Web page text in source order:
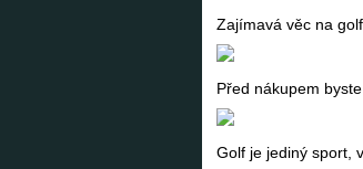
Zajímavá věc na
Před nákupem
Golf je jediný sport,